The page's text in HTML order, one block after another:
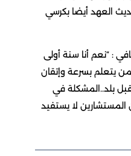
العهد أيضا بكرسي
: “نعم أنا سنة أولى
يتعلم بسرعة وإتقان
بلد..المشكلة في
لا يستفيد